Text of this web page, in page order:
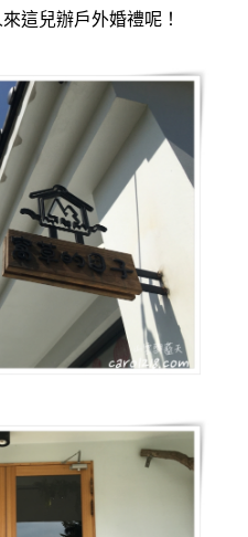
這兒辦戶外婚禮呢！